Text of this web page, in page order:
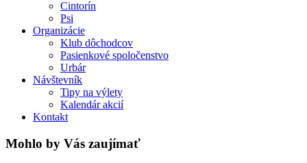
Cintorín
Psi
Organizácie
Klub dôchodcov
Pasienkové spoločenstvo
Urbár
Návštevník
Tipy na výlety
Kalendár akcií
Kontakt
Mohlo by Vás zaujímať